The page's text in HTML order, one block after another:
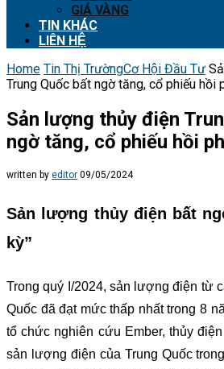
GIÁ VÀNG
TIN KHÁC
LIÊN HỆ
Home Tin Thị TrườngCơ Hội Đầu Tư
Trung Quốc bất ngờ tăng, cổ phiếu hồi
Sản lượng thủy điện
ngờ tăng, cổ phiếu hồi
written by editor 09/05/2024
Sản lượng thủy điện bất
kỳ”
Trong quý I/2024, sản lượng điện từ
Quốc đã đạt mức thấp nhất trong 8
tổ chức nghiên cứu Ember, thủy
sản lượng điện của Trung Quốc